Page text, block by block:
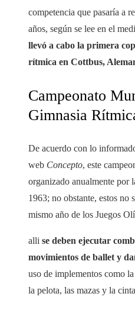
competencia que pasaría a
años, según se lee en el
llevó a cabo la primera
rítmica en Cottbus,
Campeonato
Gimnasia
De acuerdo con lo
web Concepto, este
organizado anualmente por
1963; no obstante, estos no
mismo año de los Juegos
alli se deben ejecutar
movimientos de ballet y
uso de implementos como
la pelota, las mazas y la